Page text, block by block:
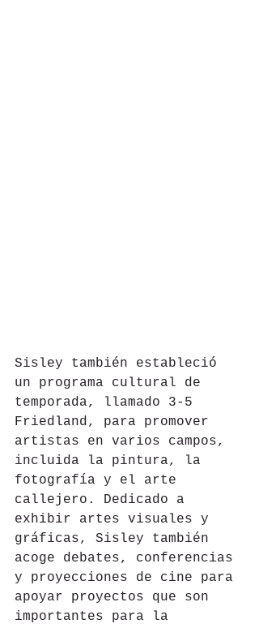
Sisley también estableció
un programa cultural de
temporada, llamado 3-5
Friedland, para promover
artistas en varios campos,
incluida la pintura, la
fotografía y el arte
callejero. Dedicado a
exhibir artes visuales y
gráficas, Sisley también
acoge debates, conferencias
y proyecciones de cine para
apoyar proyectos que son
importantes para la